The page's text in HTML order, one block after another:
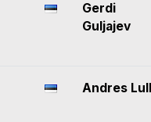
Gerdi
Guljajev
Andres